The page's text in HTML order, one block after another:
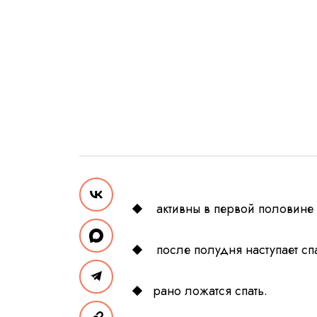
активны в первой
после полудня наступает
рано ложатся спать.